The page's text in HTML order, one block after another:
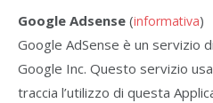
Google Adsense (informativa)
Google AdSense è un servizio
Google Inc. Questo servizio usa
traccia l’utilizzo di questa